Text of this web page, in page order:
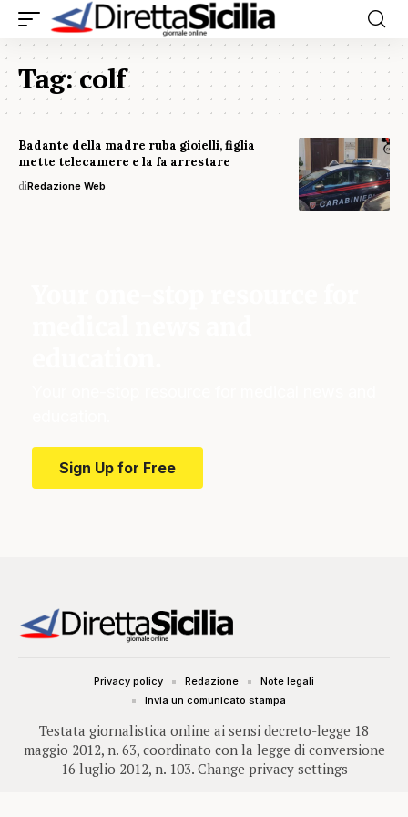
Tag:colf
Badante della madre ruba gioielli, figlia
mette telecamere e la fa arrestare
diRedazione Web
Sign Up for Free
Testata giornalistica online ai sensi decreto-legge 18
maggio 2012, n. 63, coordinato con la legge di conversione
16 luglio 2012, n. 103. Change privacy settings
Privacy policy Redazione
Note legali
Invia un comunicato stampa